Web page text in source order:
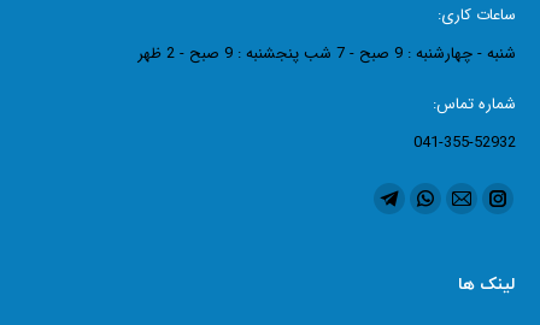
ساعات کاری:
شنبه - چهارشنبه : 9 صبح - 7 شب پنجشنبه : 9 صبح - 2 ظهر
شماره تماس:
041-355-52932
ما را دنبال کنید در:
اینستاگرام
opens
ایمیل
opens
واتساپتلگرام
لینک ها